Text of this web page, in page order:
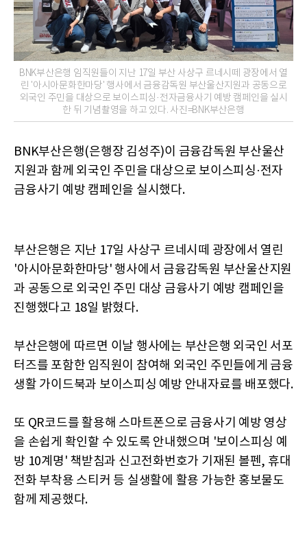
BNK부산은행 임직원들이 지난 17일 부산 사상구 르네시떼 광장에서 열
린 '아시아문화한마당' 행사에서 금융감독원 부산울산지원과 공동으로
외국인 주민을 대상으로 보이스피싱·전자금융사기 예방 캠페인을 실시
한 뒤 기념촬영을 하고 있다. 사진=BNK부산은행
BNK부산은행(은행장 김성주)이 금융감독원 부산울산
지원과 함께 외국인 주민을 대상으로 보이스피싱·전자
금융사기 예방 캠페인을 실시했다.
부산은행은 지난 17일 사상구 르네시떼 광장에서 열린
'아시아문화한마당' 행사에서 금융감독원 부산울산지원
과 공동으로 외국인 주민 대상 금융사기 예방 캠페인을
진행했다고 18일 밝혔다.
부산은행에 따르면 이날 행사에는 부산은행 외국인 서포
터즈를 포함한 임직원이 참여해 외국인 주민들에게 금융
생활 가이드북과 보이스피싱 예방 안내자료를 배포했다.
또 QR코드를 활용해 스마트폰으로 금융사기 예방 영상
을 손쉽게 확인할 수 있도록 안내했으며 '보이스피싱 예
방 10계명' 책받침과 신고전화번호가 기재된 볼펜, 휴대
전화 부착용 스티커 등 실생활에 활용 가능한 홍보물도
함께 제공했다.